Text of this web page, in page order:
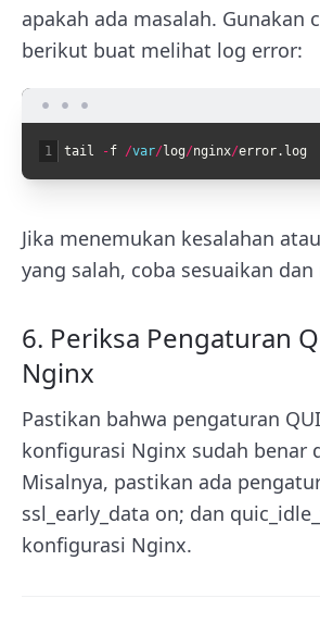
apakah ada masalah. Gunakan
berikut buat melihat log error:
1 tail -f /var/ log/nginx/error. log
Jika menemukan kesalahan
yang salah, coba sesuaikan
6. Periksa Pengaturan
Nginx
Pastikan bahwa pengaturan
konfigurasi Nginx sudah benar
Misalnya, pastikan ada
ssl_early_data on; dan
konfigurasi Nginx.